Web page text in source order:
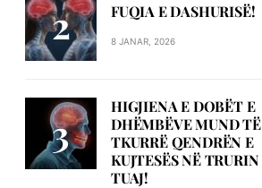
FUQIA E DASHURISË!
8 JANAR, 2026
HIGJIENA E DOBËT E
DHËMBËVE MUND TË
TKURRË QENDRËN E
KUJTESËS NË TRURIN
TUAJ!